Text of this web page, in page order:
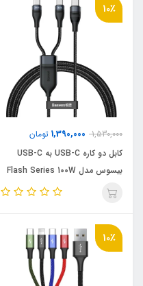
10٪
1,530,000
1,390,000 تومان
کابل دو کاره USB-C به USB-C
بیسوس مدل Flash Series 100W
طول 1.5 متر
10٪